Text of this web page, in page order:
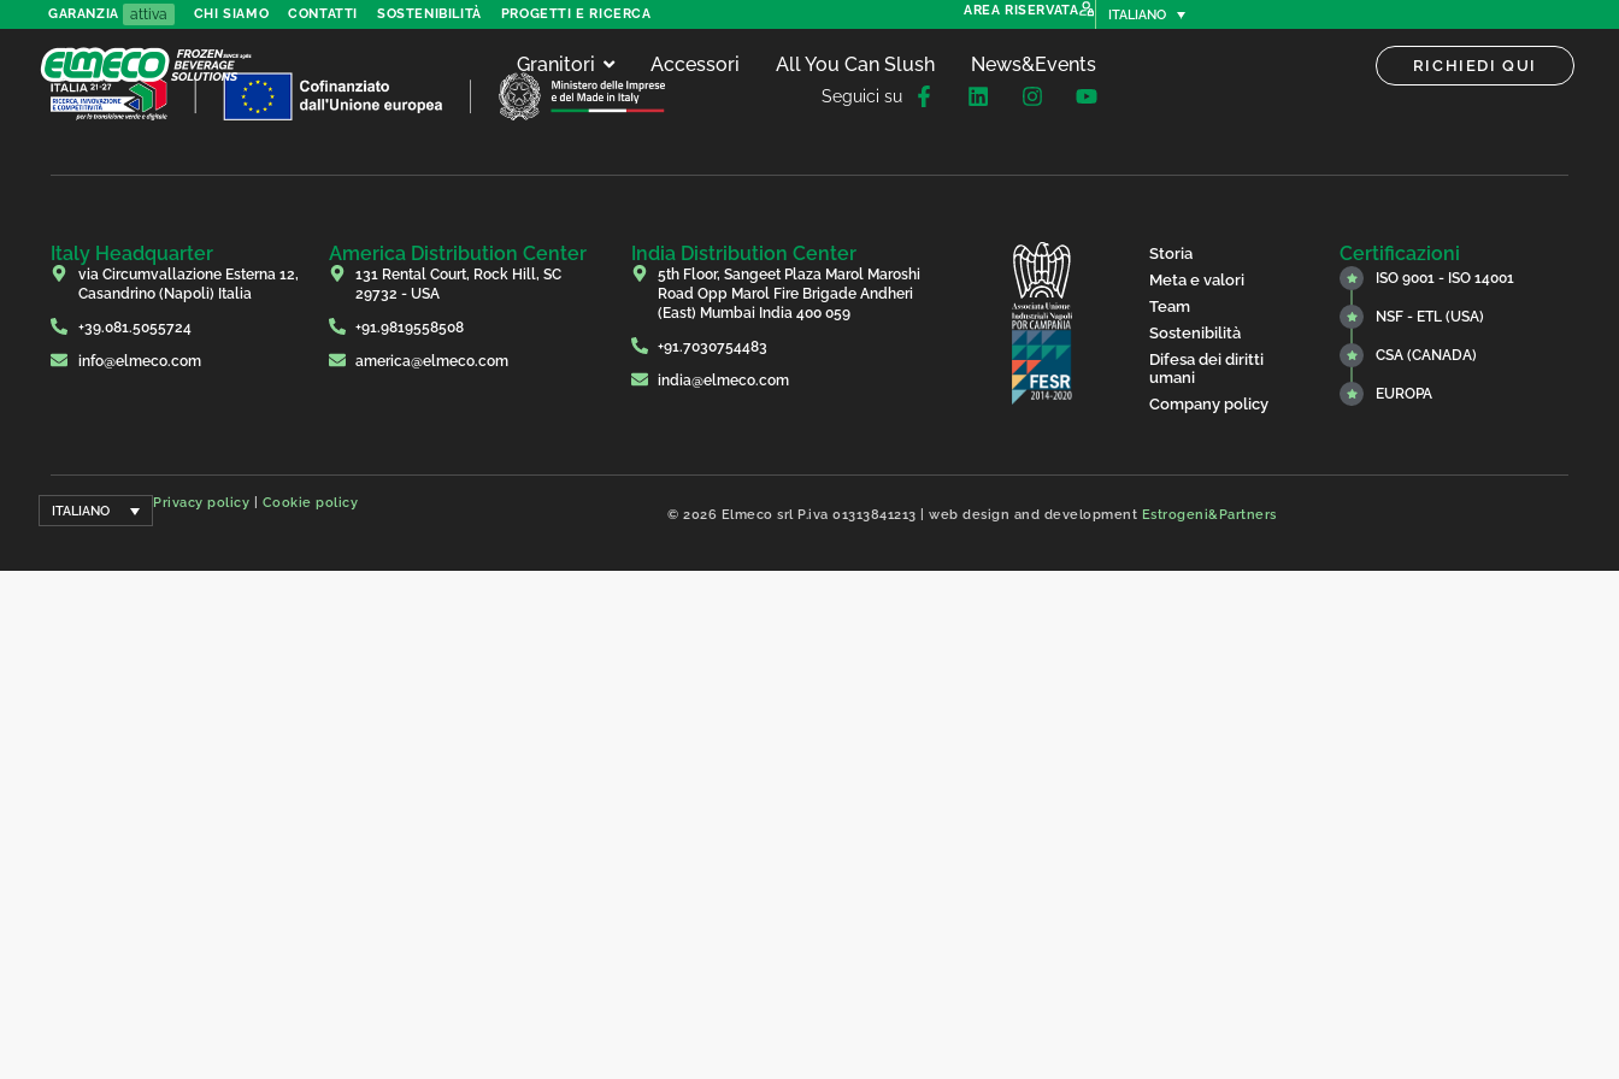
GARANZIA attiva CHI SIAMO CONTATTI SOSTENIBILITÀ PROGETTI E RICERCA AREA RISERVATA ITALIANO
Granitori Accessori All You Can Slush News&Events RICHIEDI QUI
Seguici su
Italy Headquarter
via Circumvallazione Esterna 12,
Casandrino (Napoli) Italia
+39.081.5055724
info@elmeco.com
America Distribution Center
131 Rental Court, Rock Hill, SC
29732 - USA
+91.9819558508
america@elmeco.com
India Distribution Center
5th Floor, Sangeet Plaza Marol Maroshi
Road Opp Marol Fire Brigade Andheri
(East) Mumbai India 400 059
+91.7030754483
india@elmeco.com
Storia
Meta e valori
Team
Sostenibilità
Difesa dei diritti
umani
Company policy
Certificazioni
ISO 9001 - ISO 14001
NSF - ETL (USA)
CSA (CANADA)
EUROPA
ITALIANO
Privacy policy Cookie policy
© 2026 Elmeco srl P.iva 01313841213 | web design and development Estrogeni&Partners